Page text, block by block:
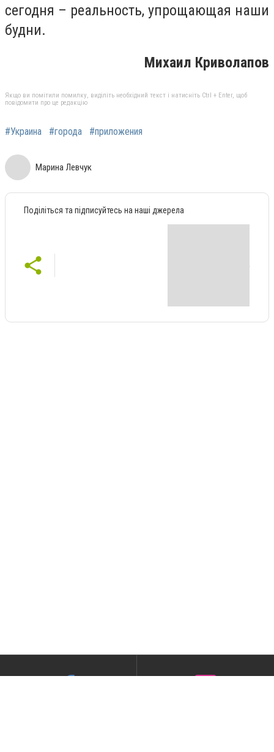
сегодня – реальность, упрощающая наши
будни.
Михаил Криволапов
Якщо ви помітили помилку, виділіть необхідний текст і натисніть Ctrl + Enter, щоб
повідомити про це редакцію
#Украина #города #приложения
Марина Левчук
Поділіться та підписуйтесь на наші джерела